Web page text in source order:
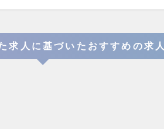
求人に基づいたおすすめの求人